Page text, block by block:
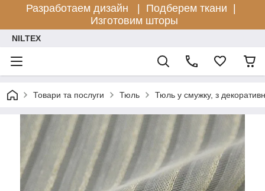
Разработаем дизайн |
Подберем ткани |
Изготовим шторы
NILTEX
Товари та послуги Тюль Тюль у смужку, з